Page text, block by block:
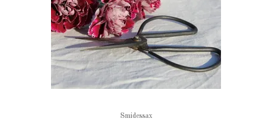
Smidessax